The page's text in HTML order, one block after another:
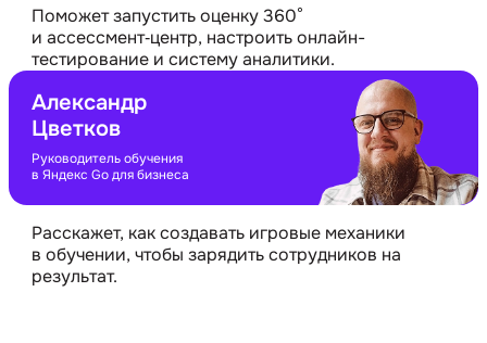
Поможет запустить оценку 360°
и ассессмент‑центр, настроить онлайн-
тестирование и систему аналитики.
Александр
Цветков
Руководитель обучения
в Яндекс Go для бизнеса
Расскажет, как создавать игровые механики
в обучении, чтобы зарядить сотрудников на
результат.